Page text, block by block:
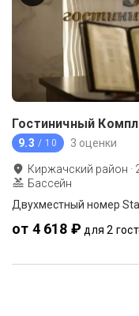
Гостиничный
9.3 / 10 3 оценки
Киржачский район ·
Бассейн
Двухместный номер
от 4 618 ₽ для 2